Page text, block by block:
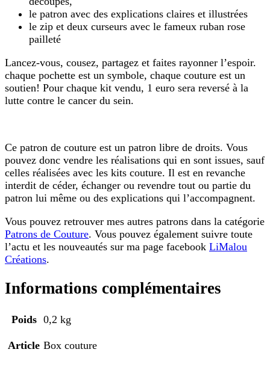
le patron avec des explications claires et illustrées
le zip et deux curseurs avec le fameux ruban rose
pailleté
Lancez-vous, cousez, partagez et faites rayonner l’espoir.
chaque pochette est un symbole, chaque couture est un
soutien! Pour chaque kit vendu, 1 euro sera reversé à la
lutte contre le cancer du sein.
Ce patron de couture est un patron libre de droits. Vous
pouvez donc vendre les réalisations qui en sont issues, sauf
celles réalisées avec les kits couture. Il est en revanche
interdit de céder, échanger ou revendre tout ou partie du
patron lui même ou des explications qui l’accompagnent.
Vous pouvez retrouver mes autres patrons dans la catégorie
Patrons de Couture. Vous pouvez également suivre toute
l’actu et les nouveautés sur ma page facebook LiMalou
Créations.
Informations complémentaires
Poids 0,2 kg
Article Box couture